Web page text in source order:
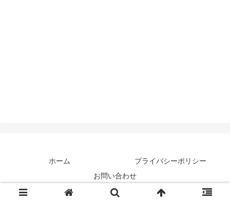
ホーム
プライバシーポリシー
お問い合わせ
© 2023 カッカとキッキの子育て備忘録.